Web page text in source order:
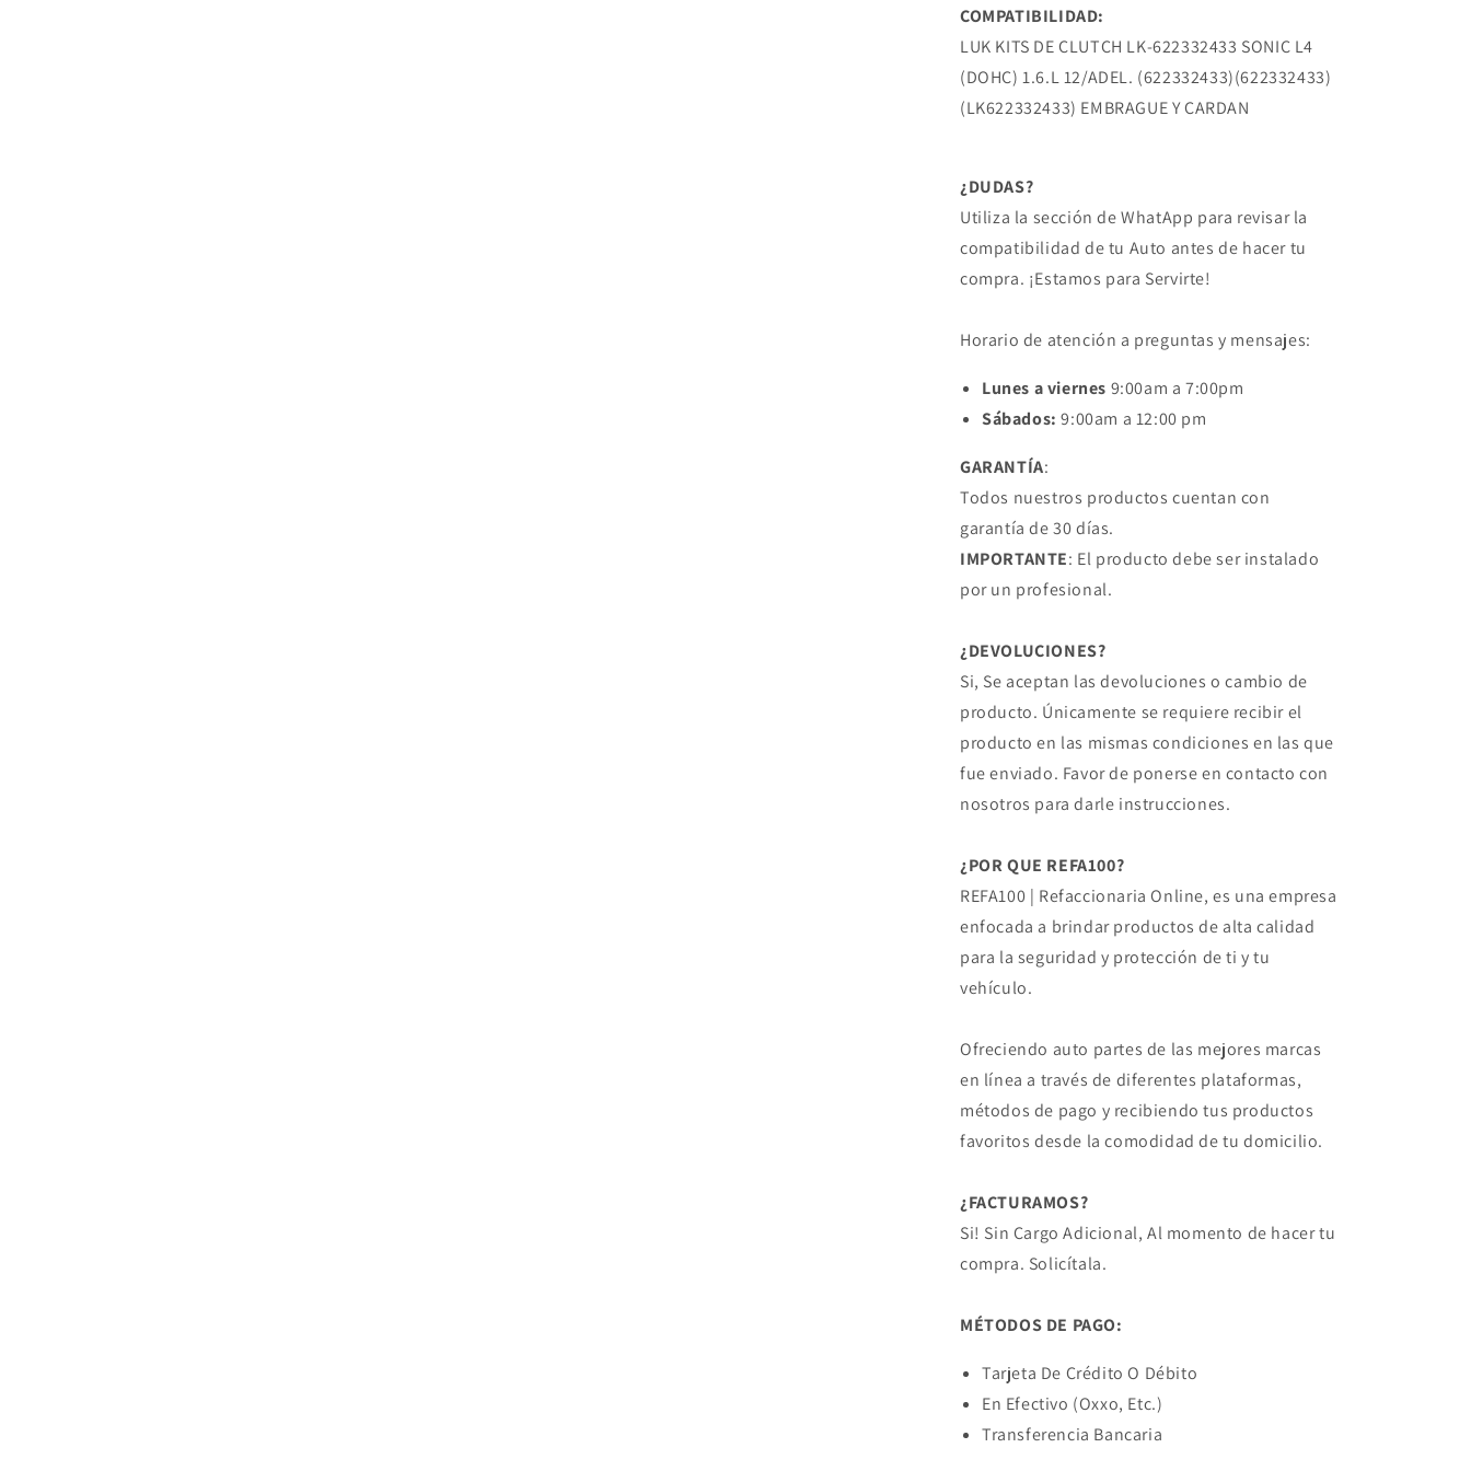
GENERAL
MOTORS
GENERAL
MOTORS
COMPATIBILIDAD:
LUK KITS DE CLUTCH LK-622332433 SONIC L4
(DOHC) 1.6.L 12/ADEL. (622332433)(622332433)
(LK622332433) EMBRAGUE Y CARDAN
¿DUDAS?
Utiliza la sección de WhatApp para revisar la
compatibilidad de tu Auto antes de hacer tu
compra. ¡Estamos para Servirte!
Horario de atención a preguntas y mensajes:
Lunes a viernes 9:00am a 7:00pm
Sábados: 9:00am a 12:00 pm
GARANTÍA:
Todos nuestros productos cuentan con
garantía de 30 días.
IMPORTANTE: El producto debe ser instalado
por un profesional.
¿DEVOLUCIONES?
Si, Se aceptan las devoluciones o cambio de
producto. Únicamente se requiere recibir el
producto en las mismas condiciones en las que
fue enviado. Favor de ponerse en contacto con
nosotros para darle instrucciones.
¿POR QUE REFA100?
REFA100 | Refaccionaria Online, es una empresa
enfocada a brindar productos de alta calidad
para la seguridad y protección de ti y tu
vehículo.
Ofreciendo auto partes de las mejores marcas
en línea a través de diferentes plataformas,
métodos de pago y recibiendo tus productos
favoritos desde la comodidad de tu domicilio.
¿FACTURAMOS?
Si! Sin Cargo Adicional, Al momento de hacer tu
compra. Solicítala.
MÉTODOS DE PAGO:
Tarjeta De Crédito O Débito
En Efectivo (Oxxo, Etc.)
Transferencia Bancaria